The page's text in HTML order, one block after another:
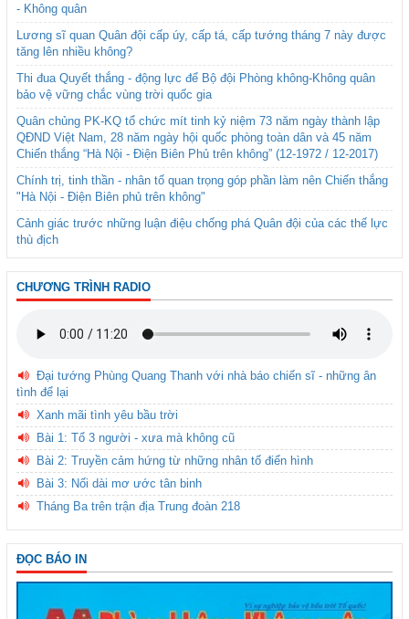
- Không quân
Lương sĩ quan Quân đội cấp úy, cấp tá, cấp tướng tháng 7 này được
tăng lên nhiều không?
Thi đua Quyết thắng - động lực để Bộ đội Phòng không-Không quân
bảo vệ vững chắc vùng trời quốc gia
Quân chủng PK-KQ tổ chức mít tinh kỷ niệm 73 năm ngày thành lập
QĐND Việt Nam, 28 năm ngày hội quốc phòng toàn dân và 45 năm
Chiến thắng “Hà Nội - Điện Biên Phủ trên không” (12-1972 / 12-2017)
Chính trị, tinh thần - nhân tố quan trọng góp phần làm nên Chiến thắng
"Hà Nội - Điện Biên phủ trên không"
Cảnh giác trước những luận điệu chống phá Quân đội của các thế lực
thù địch
CHƯƠNG TRÌNH RADIO
Đại tướng Phùng Quang Thanh với nhà báo chiến sĩ - những ân
tình để lại
Xanh mãi tình yêu bầu trời
Bài 1: Tổ 3 người - xưa mà không cũ
Bài 2: Truyền cảm hứng từ những nhân tố điển hình
Bài 3: Nối dài mơ ước tân binh
Tháng Ba trên trận địa Trung đoàn 218
ĐỌC BÁO IN